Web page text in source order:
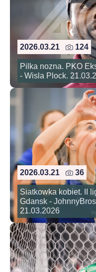
2026.03.21 124
Pilka nozna. PKO
- Wisla Plock.
2026.03.21 36
Siatkowka kobiet. II
Gdansk -
21.03.2026